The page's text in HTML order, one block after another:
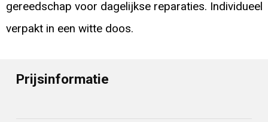
gereedschap voor dagelijkse reparaties. Individueel
verpakt in een witte doos.
Prijsinformatie